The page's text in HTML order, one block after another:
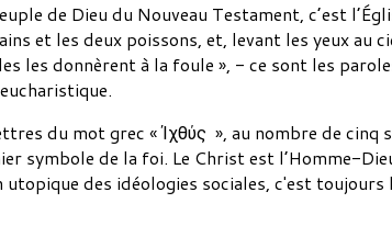
de Dieu du Nouveau Testament, c’est
et les deux poissons, et, levant les yeux au
les donnèrent à la foule », - ce sont les
du mot grec « Ίχθύς », au nombre de cinq
symbole de la foi. Le Christ est l’Homme-
des idéologies sociales, c'est